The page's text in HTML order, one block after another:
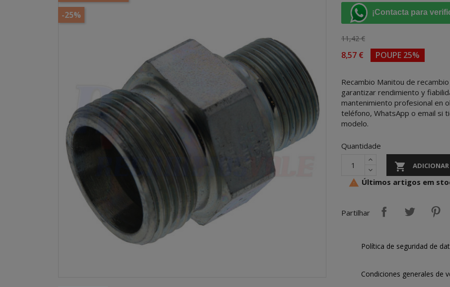
-25%
¡Contacta para
11,42 €
8,57 € POUPE 25%
Recambio Manitou de
garantizar rendimiento y
mantenimiento profesional en
teléfono, WhatsApp o email si
modelo.
Quantidade

 Últimos artigos em
Partilhar
Política de seguridad de
Condiciones generales de